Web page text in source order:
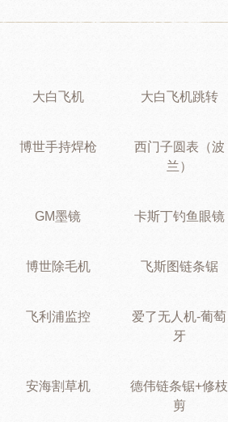
大白飞机 大白飞机跳转
博世手持焊枪
西门子圆表（波
兰）
GM墨镜 卡斯丁钓鱼眼镜
博世除毛机 飞斯图链条锯
飞利浦监控
爱了无人机-葡萄
牙
安海割草机
德伟链条锯+修枝
剪